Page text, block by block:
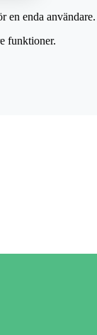
en enda användare.
funktioner.